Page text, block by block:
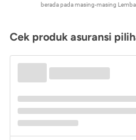
berada pada masing-masing
Cek produk asuransi